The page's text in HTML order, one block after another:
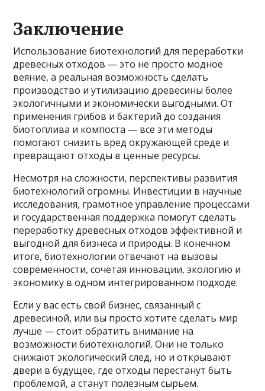
Заключение
Использование биотехнологий для переработки
древесных отходов — это не просто модное
веяние, а реальная возможность сделать
производство и утилизацию древесины более
экологичными и экономически выгодными. От
применения грибов и бактерий до создания
биотоплива и компоста — все эти методы
помогают снизить вред окружающей среде и
превращают отходы в ценные ресурсы.
Несмотря на сложности, перспективы развития
биотехнологий огромны. Инвестиции в научные
исследования, грамотное управление процессами
и государственная поддержка помогут сделать
переработку древесных отходов эффективной и
выгодной для бизнеса и природы. В конечном
итоге, биотехнологии отвечают на вызовы
современности, сочетая инновации, экологию и
экономику в одном интегрированном подходе.
Если у вас есть свой бизнес, связанный с
древесиной, или вы просто хотите сделать мир
лучше — стоит обратить внимание на
возможности биотехнологий. Они не только
снижают экологический след, но и открывают
двери в будущее, где отходы перестанут быть
проблемой, а станут полезным сырьем.